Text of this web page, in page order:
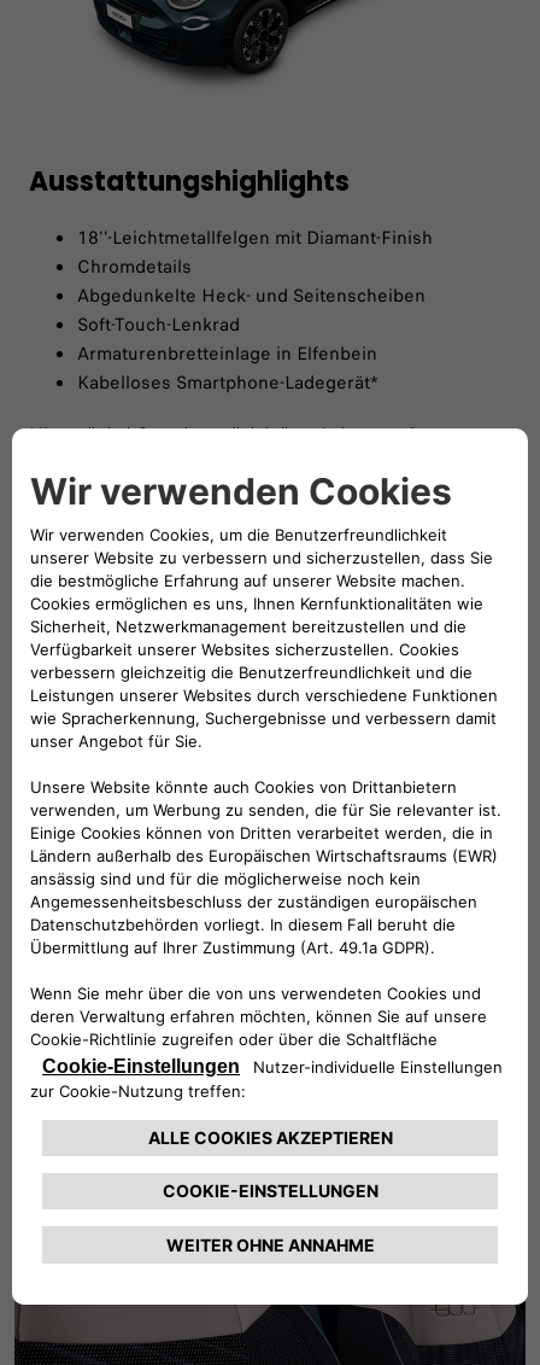
Ausstattungshighlights
18''-Leichtmetallfelgen mit Diamant-Finish
Chromdetails
Abgedunkelte Heck- und Seitenscheiben
Soft-Touch-Lenkrad
Armaturenbretteinlage in Elfenbein
Kabelloses Smartphone-Ladegerät*
* Kompatibel mit Smartphones die kabelloses Laden unterstützen.
KONFIGURIEREN
Markant und unverwechselbar mit den imposanten 18’’-
Leichtmetallfelgen trittst du selbstbewusst auf und setzt
ein starkes Statement auf der Straße.